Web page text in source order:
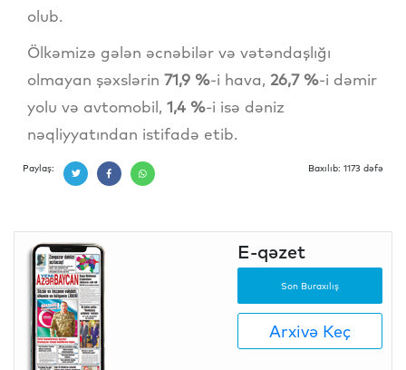
olub.
Ölkəmizə gələn əcnəbilər və vətəndaşlığı
olmayan şəxslərin 71,9 %-i hava, 26,7 %-i dəmir
yolu və avtomobil, 1,4 %-i isə dəniz
nəqliyyatından istifadə etib.
Paylaş: Baxılıb: 1173 dəfə
E-qəzet
Son Buraxılış
Arxivə Keç